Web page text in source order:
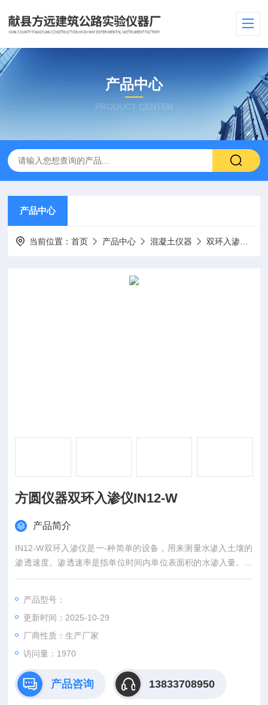
产品中心
PRODUCT CENTER
产品中心
当前位置：首页 产品中心 混凝土仪器 双环入渗仪
方圆仪器双环入渗仪IN12-W
产品简介
IN12-W双环入渗仪是一-种简单的设备，用来测量水渗入土壤的
渗透速度。渗透速率是指单位时间内单位表面积的水渗入量。通
过测量结果和达西定律可以计算出该入渗速率。标准装置包括数
渗仪IN12-W
产品型号：
更新时间：2025-10-29
厂商性质：生产厂家
访问量：1970
产品咨询 13833708950